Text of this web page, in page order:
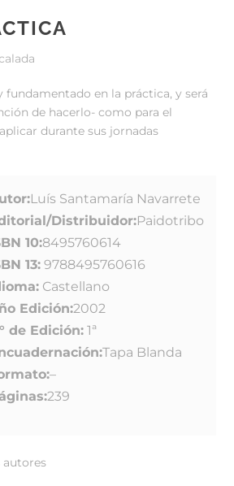
en la práctica, y será
de hacerlo- como para el
durante sus jornadas
Luís Santamaría Navarrete
Distribuidor:Paidotribo
10:8495760614
13:9788495760616
Castellano
Edición:2002
de Edición:1ª
Tapa Blanda
–
239
autores